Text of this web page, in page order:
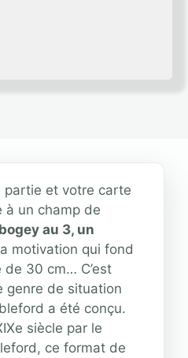
partie et votre carte
à un champ de
au 3, un
motivation qui fond
30 cm… C’est
genre de situation
a été conçu.
siècle par le
ce format de